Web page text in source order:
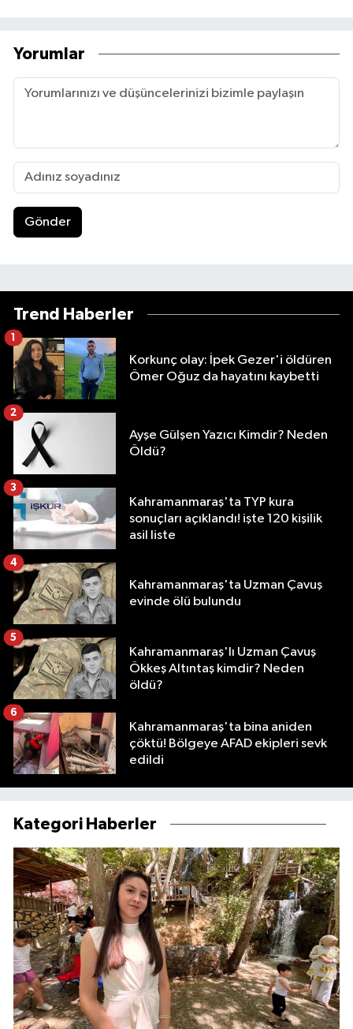
Yorumlar
Gönder
Trend Haberler
Korkunç olay: İpek Gezer'i öldüren
Ömer Oğuz da hayatını kaybetti
1
Ayşe Gülşen Yazıcı Kimdir? Neden
Öldü?
2
Kahramanmaraş'ta TYP kura
sonuçları açıklandı! işte 120 kişilik
asil liste
3
Kahramanmaraş'ta Uzman Çavuş
evinde ölü bulundu
4
Kahramanmaraş'lı Uzman Çavuş
Ökkeş Altıntaş kimdir? Neden
öldü?
5
Kahramanmaraş'ta bina aniden
çöktü! Bölgeye AFAD ekipleri sevk
edildi
6
Kategori Haberler